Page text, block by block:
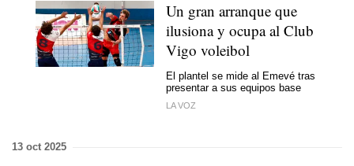
Un gran arranque que
ilusiona y ocupa al Club
Vigo voleibol
El plantel se mide al Emevé tras
presentar a sus equipos base
LA VOZ
13 oct 2025